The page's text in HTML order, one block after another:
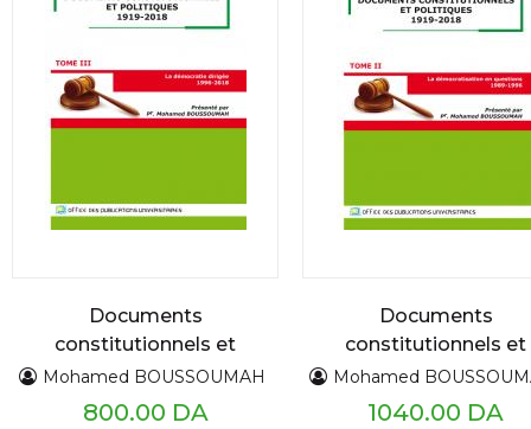
Documents
constitutionnels et
politiques 1919 - 2018
TIII
Mohamed BOUSSOUMAH
800.00 DA
Documents
constitutionnels et
politiques 1919 -
TII
Mohamed
1040.00 DA